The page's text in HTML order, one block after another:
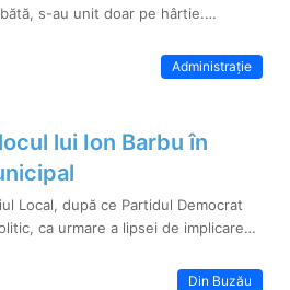
s-au unit doar pe hârtie.…
Administrație
lui Ion Barbu în
Local, după ce Partidul Democrat
ca urmare a lipsei de implicare…
Din Buzău